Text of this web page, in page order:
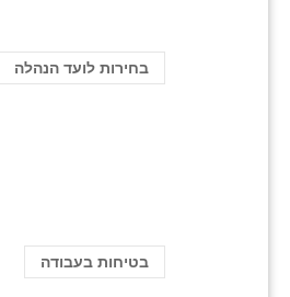
בחירות לועד הנהלה
בטיחות בעבודה